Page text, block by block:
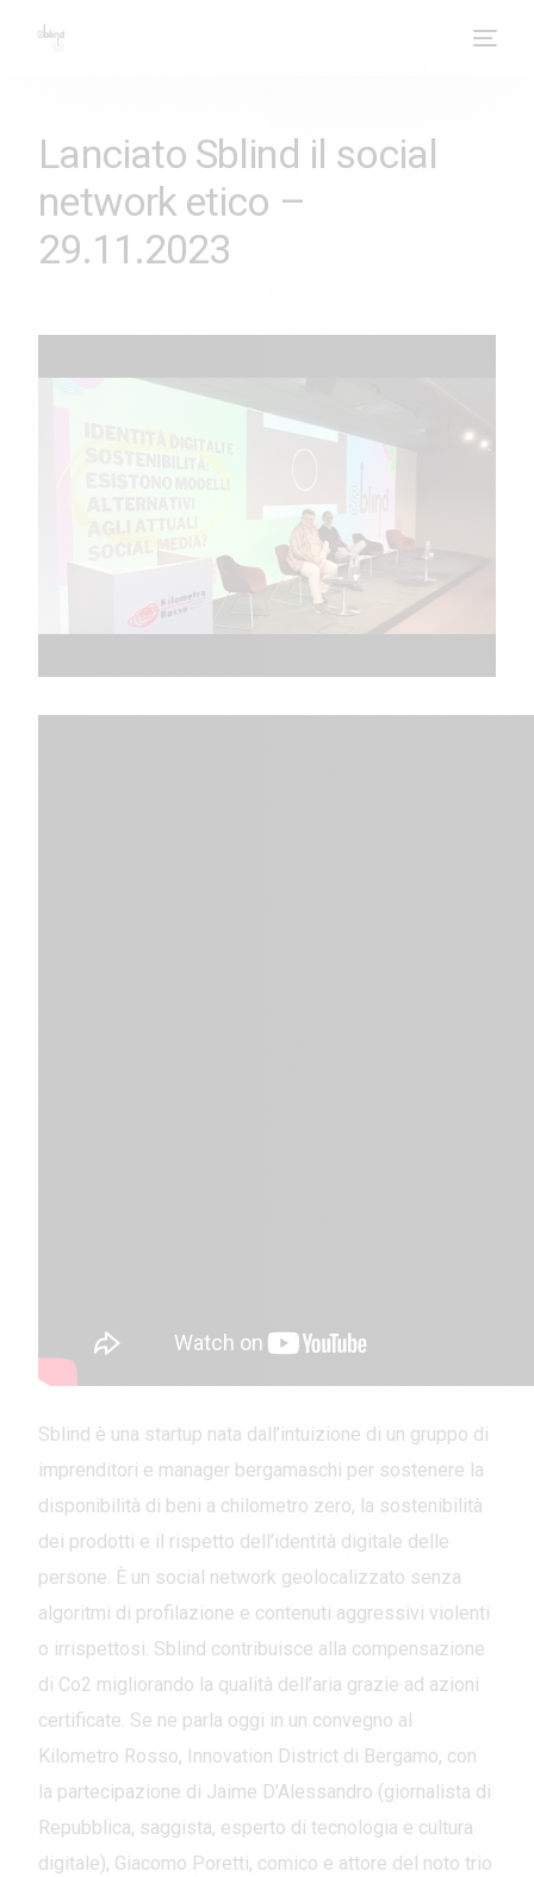
Lanciato Sblind il social
network etico –
29.11.2023
Sblind è una startup nata dall’intuizione di un gruppo di
imprenditori e manager bergamaschi per sostenere la
disponibilità di beni a chilometro zero, la sostenibilità
dei prodotti e il rispetto dell’identità digitale delle
persone. È un social network geolocalizzato senza
algoritmi di profilazione e contenuti aggressivi violenti
o irrispettosi. Sblind contribuisce alla compensazione
di Co2 migliorando la qualità dell’aria grazie ad azioni
certificate. Se ne parla oggi in un convegno al
Kilometro Rosso, Innovation District di Bergamo, con
la partecipazione di Jaime D’Alessandro (giornalista di
Repubblica, saggista, esperto di tecnologia e cultura
digitale), Giacomo Poretti, comico e attore del noto trio